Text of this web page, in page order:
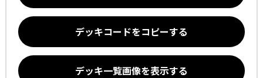
デッキコードをコピーする
デッキ一覧画像を表示する